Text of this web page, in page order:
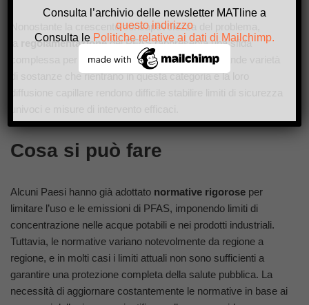
Nonostante la crescente consapevolezza del problema,
regolamentazionedei PFAS rappresenta una sfida
complessa per le autorità di tutto il mondo. La grande varietà
di sostanze che rientrano in questa categoria e la loro
Cosa si può fare
Alcuni Paesi hanno già adottato normative rigorose per
limitare l’uso e le emissioni di PFAS, imponendo limiti di
concentrazione nelle acque potabili e nei prodotti industriali.
Tuttavia, le normative variano notevolmente da regione a
regione, e in molti casi i limiti attuali non sono sufficienti a
garantire una protezione completa della salute pubblica. La
necessità di aggiornare costantemente le normative in base ai
Consulta l’archivio delle newsletter MATline a
questo indirizzo
Consulta le Politiche relative ai dati di Mailchimp.